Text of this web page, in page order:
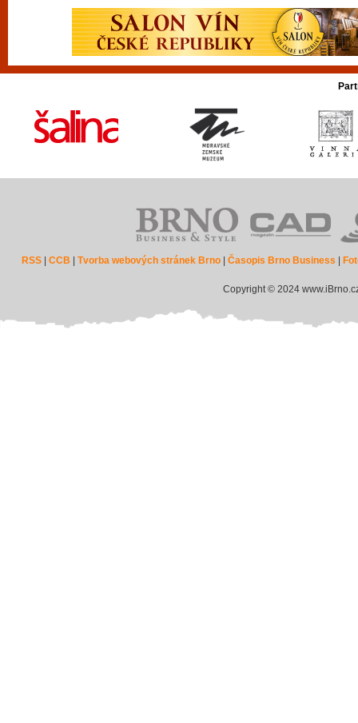
RSS |CCB |Tvorba webových stránek Brno |Časopis Brno Business
Copyright © 2024